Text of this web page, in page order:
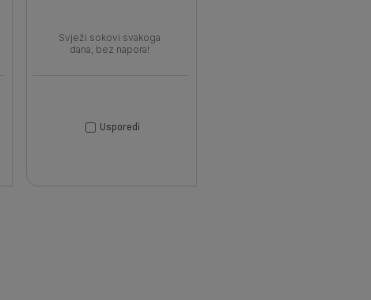
Svježi sokovi svakoga
dana, bez napora!
Usporedi